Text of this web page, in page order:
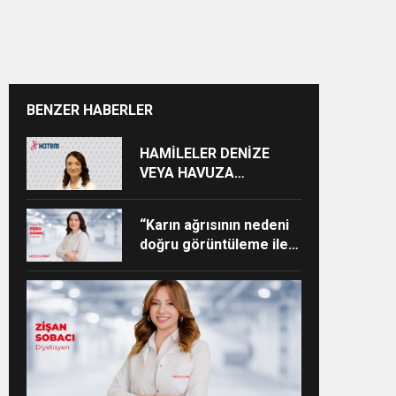
BENZER HABERLER
HAMİLELER DENİZE
VEYA HAVUZA
“Karın ağrısının nedeni
doğru görüntüleme ile